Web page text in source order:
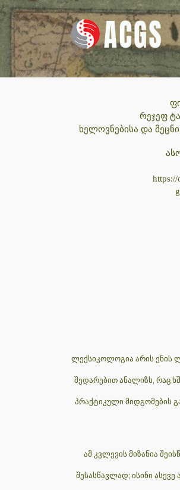
რეჯეფ
ხელოვნებისა და
ლექსიკოლოგია არის ენის
შედარებით ანალიზს, რაც
პრაქტიკული მიდგომების
ამ კვლევის მიზანია
შესასწავლად; ისინი